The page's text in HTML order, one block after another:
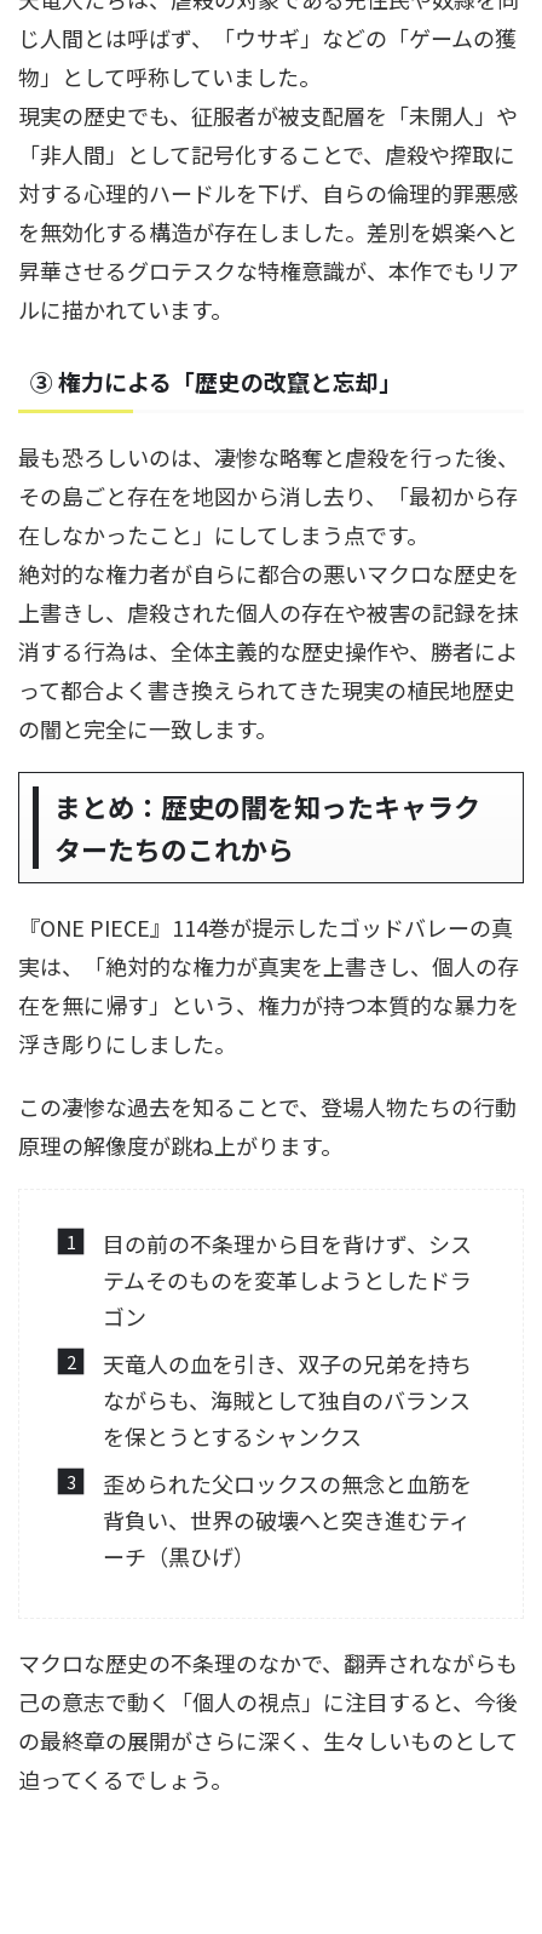
じ人間とは呼ばず、「ウサギ」などの「ゲームの獲
物」として呼称していました。
現実の歴史でも、征服者が被支配層を「未開人」や
「非人間」として記号化することで、虐殺や搾取に
対する心理的ハードルを下げ、自らの倫理的罪悪感
を無効化する構造が存在しました。差別を娯楽へと
昇華させるグロテスクな特権意識が、本作でもリア
ルに描かれています。
③ 権力による「歴史の改竄と忘却」
最も恐ろしいのは、凄惨な略奪と虐殺を行った後、
その島ごと存在を地図から消し去り、「最初から存
在しなかったこと」にしてしまう点です。
絶対的な権力者が自らに都合の悪いマクロな歴史を
上書きし、虐殺された個人の存在や被害の記録を抹
消する行為は、全体主義的な歴史操作や、勝者によ
って都合よく書き換えられてきた現実の植民地歴史
の闇と完全に一致します。
まとめ：歴史の闇を知ったキャラク
ターたちのこれから
『ONE PIECE』114巻が提示したゴッドバレーの真
実は、「絶対的な権力が真実を上書きし、個人の存
在を無に帰す」という、権力が持つ本質的な暴力を
浮き彫りにしました。
この凄惨な過去を知ることで、登場人物たちの行動
原理の解像度が跳ね上がります。
目の前の不条理から目を背けず、シス
テムそのものを変革しようとしたドラ
ゴン
天竜人の血を引き、双子の兄弟を持ち
ながらも、海賊として独自のバランス
を保とうとするシャンクス
歪められた父ロックスの無念と血筋を
背負い、世界の破壊へと突き進むティ
ーチ（黒ひげ）
マクロな歴史の不条理のなかで、翻弄されながらも
己の意志で動く「個人の視点」に注目すると、今後
の最終章の展開がさらに深く、生々しいものとして
迫ってくるでしょう。